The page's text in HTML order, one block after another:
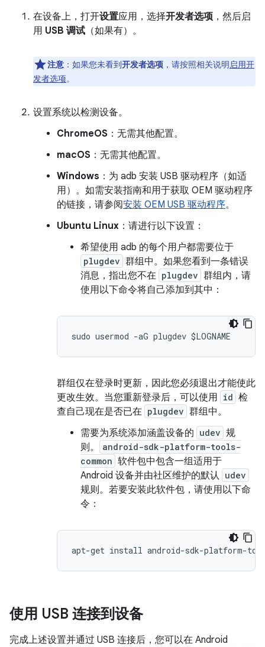
在设备上，打开设置应用，选择开发者选项 ，然后启
用 USB 调试 （如果有）。
注意 ：如果您未看到开发者选项 ，请按照相关说明启用开
发者选项。
设置系统以检测设备。
ChromeOS ：无需其他配置。
macOS ：无需其他配置。
Windows ：为 adb 安装 USB 驱动程序（如适
用）。如需安装指南和用于获取 OEM 驱动程序
的链接，请参阅安装 OEM USB 驱动程序。
Ubuntu Linux ：请进行以下设置：
希望使用 adb 的每个用户都需要位于
plugdev 群组中。如果您看到一条错误
消息，指出您不在 plugdev 群组内，请
使用以下命令将自己添加到其中：
群组仅在登录时更新，因此您必须退出才能使此
更改生效。当您重新登录后，可以使用 id 检
查自己现在是否已在 plugdev 群组中。
需要为系统添加涵盖设备的 udev 规
则。
android-sdk-platform-tools-
common 软件包中包含一组适用于
Android 设备并由社区维护的默认 udev
规则。若要安装此软件包，请使用以下命
令：
使用 USB 连接到设备
完成上述设置并通过 USB 连接后，您可以在 Android